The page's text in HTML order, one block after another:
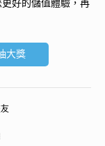
好的儲值體驗，再
大獎